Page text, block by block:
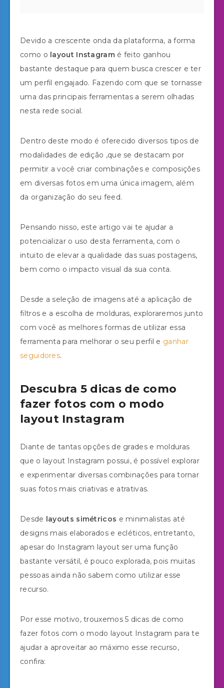
Devido a crescente onda da plataforma, a forma
como o layout Instagramé feito ganhou
bastante destaque para quem busca crescer e ter
um perfil engajado. Fazendo com que se tornasse
uma das principais ferramentas a serem olhadas
nesta rede social.
Dentro deste modo é oferecido diversos tipos de
modalidades de edição ,que se destacam por
permitir a você criar combinações e composições
em diversas fotos em uma única imagem, além
da organização do seu feed.
Pensando nisso, este artigo vai te ajudar a
potencializar o uso desta ferramenta, com o
intuito de elevar a qualidade das suas postagens,
bem como o impacto visual da sua conta.
Desde a seleção de imagens até a aplicação de
filtros e a escolha de molduras, exploraremos junto
com você as melhores formas de utilizar essa
ferramenta para melhorar o seu perfil e ganhar
seguidores.
Descubra 5 dicas de como
fazer fotos com o modo
layout Instagram
Diante de tantas opções de grades e molduras
que o layout Instagram possui, é possível explorar
e experimentar diversas combinações para tornar
suas fotos mais criativas e atrativas.
Desde layouts simétricos e minimalistas até
designs mais elaborados e ecléticos, entretanto,
apesar do Instagram layout ser uma função
bastante versátil, é pouco explorada, pois muitas
pessoas ainda não sabem como utilizar esse
recurso.
Por esse motivo, trouxemos 5 dicas de como
fazer fotos com o modo layout Instagram para te
ajudar a aproveitar ao máximo esse recurso,
confira: